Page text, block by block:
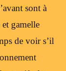
sont à
gamelle
de voir s’il